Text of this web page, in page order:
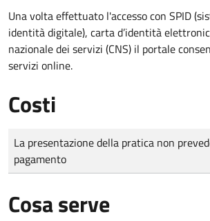
Una volta effettuato l'accesso con SPID
identità digitale), carta d’identità
nazionale dei servizi (CNS) il portale
servizi online.
Costi
Tipo di pagamento
Importo
La presentazione della pratica non
pagamento
Cosa serve